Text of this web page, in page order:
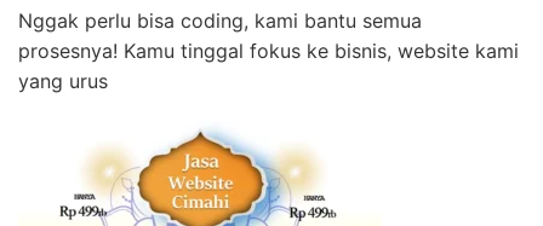
Nggak perlu bisa coding, kami bantu semua
prosesnya! Kamu tinggal fokus ke bisnis, website kami
yang urus